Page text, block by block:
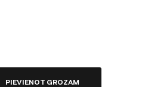
PIEVIENOT GROZAM